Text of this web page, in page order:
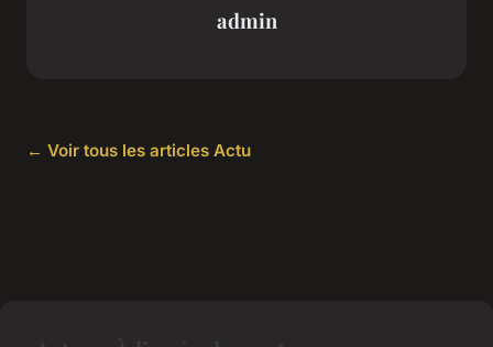
admin
← Voir tous les articles Actu